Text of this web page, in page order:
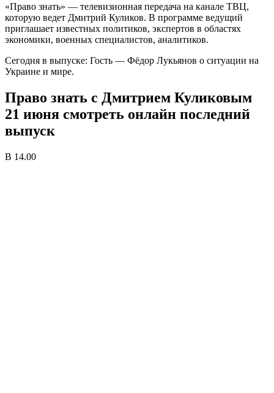
«Право знать» — телевизионная передача на канале ТВЦ,
которую ведет Дмитрий Куликов. В программе ведущий
приглашает известных политиков, экспертов в областях
экономики, военных специалистов, аналитиков.
Сегодня в выпуске: Гость — Фёдор Лукьянов о ситуации на
Украине и мире.
Право знать с Дмитрием Куликовым
21 июня смотреть онлайн последний
выпуск
В 14.00